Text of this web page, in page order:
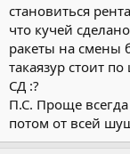
становиться
что кучей
ракеты на смены
такаязур стоит
СД :?
П.С. Проще
потом от всей